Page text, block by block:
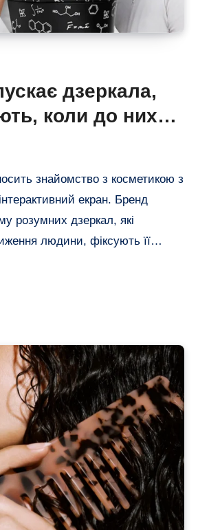
дзеркала,
коли до них
знайомство з косметикою з
екран. Бренд
розумних дзеркал, які
людини, фіксують її…